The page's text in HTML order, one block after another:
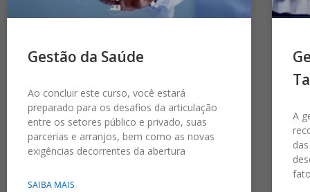
Gestão da Saúde
Ao concluir este curso, você estará
preparado para os desafios da articulação
entre os setores público e privado, suas
parcerias e arranjos, bem como as novas
exigências decorrentes da abertura
SAIBA MAIS
A